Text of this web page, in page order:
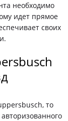
необходимо
идет прямое
своих
то